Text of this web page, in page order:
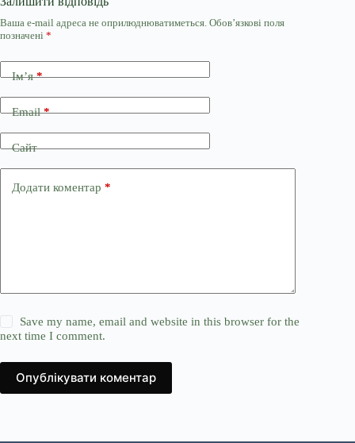
Ваша e-mail адреса не оприлюднюватиметься. Обов’язкові поля
позначені *
Ім’я*
Email*
Сайт
Додати коментар *
Save my name, email and website in this browser for the
next time I comment.
Опублікувати коментар